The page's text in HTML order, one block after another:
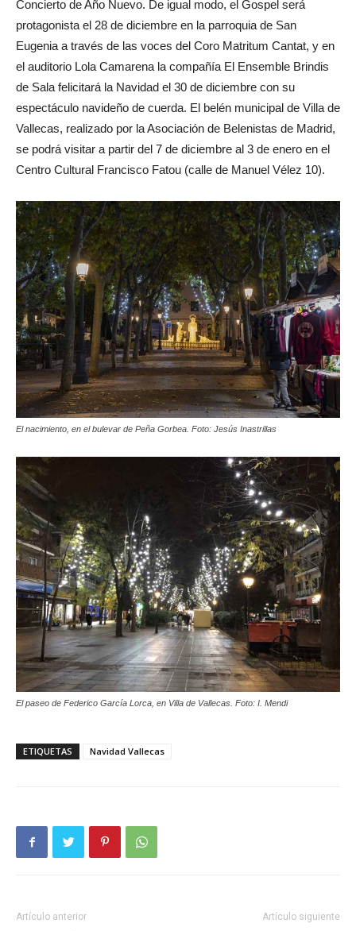
Concierto de Año Nuevo. De igual modo, el Gospel será
protagonista el 28 de diciembre en la parroquia de San
Eugenia a través de las voces del Coro Matritum Cantat, y en
el auditorio Lola Camarena la compañía El Ensemble Brindis
de Sala felicitará la Navidad el 30 de diciembre con su
espectáculo navideño de cuerda. El belén municipal de Villa de
Vallecas, realizado por la Asociación de Belenistas de Madrid,
se podrá visitar a partir del 7 de diciembre al 3 de enero en el
Centro Cultural Francisco Fatou (calle de Manuel Vélez 10).
El nacimiento, en el bulevar de Peña Gorbea. Foto: Jesús Inastrillas
El paseo de Federico García Lorca, en Villa de Vallecas. Foto: I. Mendi
ETIQUETAS Navidad Vallecas
Artículo anterior Artículo siguiente